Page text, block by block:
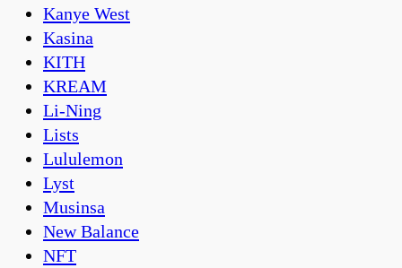
Kanye West
Kasina
KITH
KREAM
Li-Ning
Lists
Lululemon
Lyst
Musinsa
New Balance
NFT